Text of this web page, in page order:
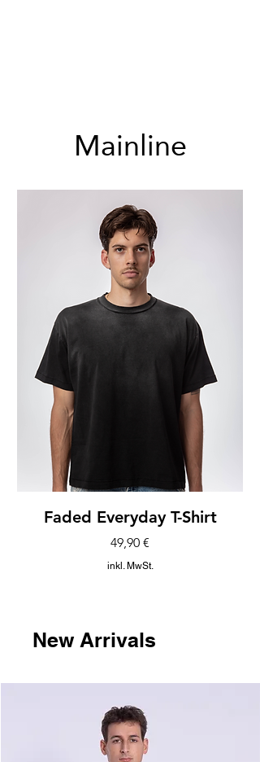
Mainline
Faded Everyday T-Shirt
Preis
49,90 €
inkl. MwSt.
New Arrivals